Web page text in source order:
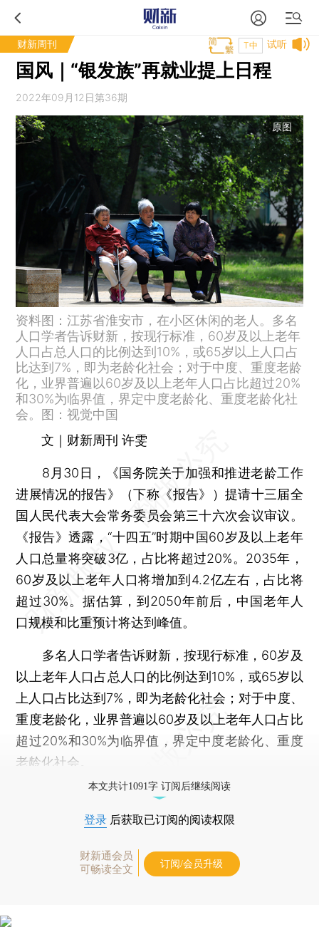
财新周刊 试听
T中
国风｜“银发族”再就业提上日程
2022年09月12日第36期
原图
资料图：江苏省淮安市，在小区休闲的老人。多名
人口学者告诉财新，按现行标准，60岁及以上老年
人口占总人口的比例达到10%，或65岁以上人口占
比达到7%，即为老龄化社会；对于中度、重度老龄
化，业界普遍以60岁及以上老年人口占比超过20%
和30%为临界值，界定中度老龄化、重度老龄化社
会。图：视觉中国
文｜财新周刊 许雯
8月30日，《国务院关于加强和推进老龄工作
进展情况的报告》（下称《报告》）提请十三届全
国人民代表大会常务委员会第三十六次会议审议。
《报告》透露，“十四五”时期中国60岁及以上老年
人口总量将突破3亿，占比将超过20%。2035年，
60岁及以上老年人口将增加到4.2亿左右，占比将
超过30%。据估算，到2050年前后，中国老年人
口规模和比重预计将达到峰值。
多名人口学者告诉财新，按现行标准，60岁及
以上老年人口占总人口的比例达到10%，或65岁以
上人口占比达到7%，即为老龄化社会；对于中度、
重度老龄化，业界普遍以60岁及以上老年人口占比
超过20%和30%为临界值，界定中度老龄化、重度
老龄化社会。
本文共计1091字 订阅后继续阅读
登录 后获取已订阅的阅读权限
财新通会员
可畅读全文
订阅/会员升级